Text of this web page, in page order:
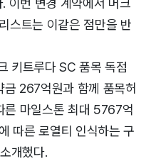
이번 변경 계약에서 머크
스트는 이같은 점만을 반
키트루다 SC 품목 독점
267억원과 함께 품목허
른 마일스톤 최대 5767억
따른 로열티 인식하는 구
개했다.